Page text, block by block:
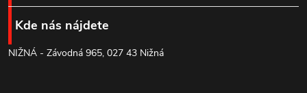
p
r
p
ä
Kde nás nájdete
NIŽNÁ - Závodná 965, 027 43 Nižná